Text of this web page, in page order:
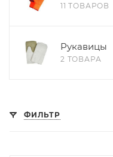
11 ТОВАРОВ
Рукавицы
2 ТОВАРА
ФИЛЬТР